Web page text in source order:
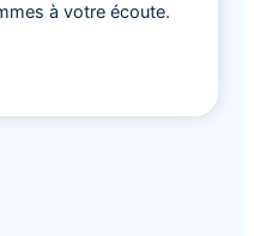
à votre écoute.